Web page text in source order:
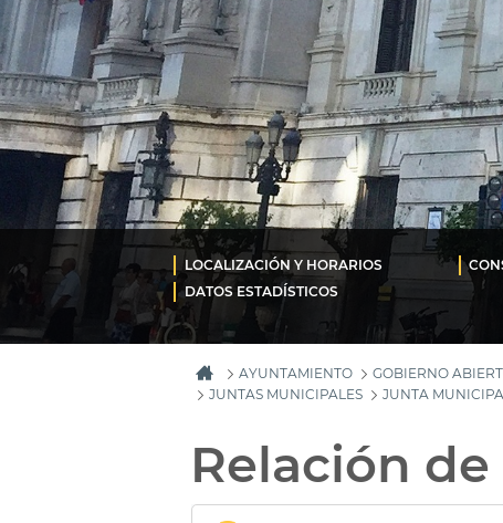
LOCALIZACIÓN Y HORARIOS
DATOS ESTADÍSTICOS
AYUNTAMIENTO GOBIERNO
JUNTAS MUNICIPALES
JUNTA
Relación